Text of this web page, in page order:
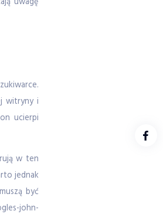
witryny i
ucierpi
w ten
jednak
być
john-